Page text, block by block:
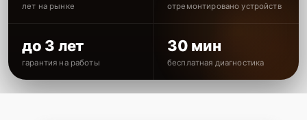
лет на рынке отремонтировано устройств
до 3 лет
гарантия на работы
30 мин
бесплатная диагностика